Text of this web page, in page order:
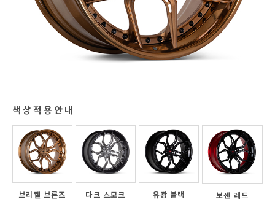
색상적용안내
브리켈 브론즈 다크 스모크 유광 블랙 보센 레드